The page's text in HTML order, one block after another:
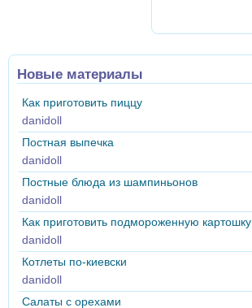
Новые материалы
Как приготовить пиццу
danidoll
Постная выпечка
danidoll
Постные блюда из шампиньонов
danidoll
Как приготовить подмороженную картошку
danidoll
Котлеты по-киевски
danidoll
Салаты с орехами